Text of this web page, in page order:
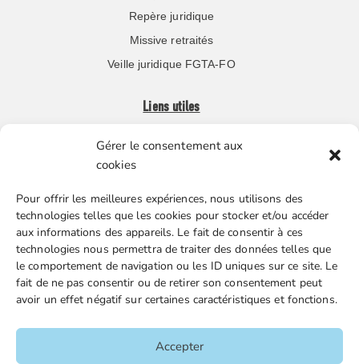
Gérer le consentement aux
cookies
Pour offrir les meilleures expériences, nous utilisons des
technologies telles que les cookies pour stocker et/ou accéder
aux informations des appareils. Le fait de consentir à ces
technologies nous permettra de traiter des données telles que
le comportement de navigation ou les ID uniques sur ce site. Le
fait de ne pas consentir ou de retirer son consentement peut
avoir un effet négatif sur certaines caractéristiques et fonctions.
Accepter
Repère juridique
Missive retraités
Veille juridique FGTA-FO
Liens utiles
Boutique en ligne
Nos partenaires
Gestion des cookies
FGTA-FO / 15 avenue Victor Hugo – 92170 Vanves / 01 86
Accueil